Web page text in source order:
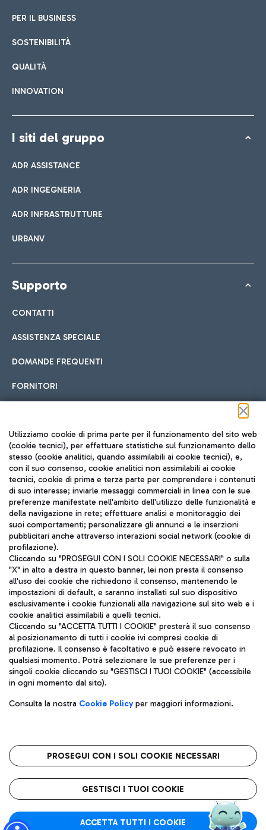
PER IL BUSINESS
SOSTENIBILITÀ
QUALITÀ
INNOVATION
I siti del gruppo
ADR ASSISTANCE
ADR INGEGNERIA
ADR INFRASTRUTTURE
URBANV
Supporto
CONTATTI
ASSISTENZA SPECIALE
DOMANDE FREQUENTI
FORNITORI
Seguici sui social
TRAVEL JOURNAL
ITA
Aeroporti di Roma S.p.A. - Società soggetta a direzione e
coordinamento di Mundys S.p.A.
Codice fiscale e Registro delle Imprese di Roma 13032990155 P.
IVA 06572251004
Capitale sociale 62.224.743,00 int. vers.
Sede legale: Via Pier Paolo Racchetti 1 - 00054 Fiumicino (RM)
telefono +39 06 65951
Privacy policy
Note legali
Roma FCO
L'aeroporto stellato
Utilizziamo cookie di prima parte per il funzionamento del sito web
(cookie tecnici), per effettuare statistiche sul funzionamento dello
stesso (cookie analitici, quando assimilabili ai cookie tecnici), e,
con il suo consenso, cookie analitici non assimilabili ai cookie
tecnici, cookie di prima e terza parte per comprendere i contenuti
di suo interesse; inviarle messaggi commerciali in linea con le sue
preferenze manifestate nell'ambito dell'utilizzo delle funzionalità e
della navigazione in rete; effettuare analisi e monitoraggio dei
suoi comportamenti; personalizzare gli annunci e le inserzioni
pubblicitari anche attraverso interazioni social network (cookie di
profilazione).
Cliccando su "PROSEGUI CON I SOLI COOKIE NECESSARI" o sulla
"X" in alto a destra in questo banner, lei non presta il consenso
all'uso dei cookie che richiedono il consenso, mantenendo le
impostazioni di default, e saranno installati sul suo dispositivo
esclusivamente i cookie funzionali alla navigazione sul sito web e i
cookie analitici assimilabili a quelli tecnici.
Cliccando su "ACCETTA TUTTI I COOKIE" presterà il suo consenso
al posizionamento di tutti i cookie ivi compresi cookie di
profilazione. Il consenso è facoltativo e può essere revocato in
qualsiasi momento. Potrà selezionare le sue preferenze per i
singoli cookie cliccando su "GESTISCI I TUOI COOKIE" (accessibile
in ogni momento dal sito).
Consulta la nostra Cookie Policyper maggiori informazioni.
PROSEGUI CON I SOLI COOKIE NECESSARI
GESTISCI I TUOI COOKIE
ACCETTA TUTTI I COOKIE